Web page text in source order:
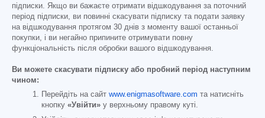
підписки. Якщо ви бажаєте отримати відшкодування за поточний
період підписки, ви повинні скасувати підписку та подати заявку
на відшкодування протягом 30 днів з моменту вашої останньої
покупки, і ви негайно припините отримувати повну
функціональність після обробки вашого відшкодування.
Ви можете скасувати підписку або пробний період наступним
чином:
Перейдіть на сайт www.enigmasoftware.com та натисніть
кнопку «Увійти» у верхньому правому куті.